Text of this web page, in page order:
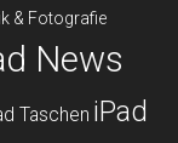
& Fotografie
News
Taschen iPad